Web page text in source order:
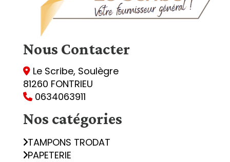
Nous Contacter
 Le Scribe, Soulègre
81260 FONTRIEU
 0634063911
Nos catégories
TAMPONS TRODAT
PAPETERIE